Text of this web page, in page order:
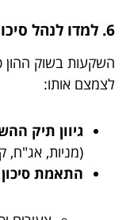
6. למדו לנהל סיכונים
השקעות בשוק ההון
לצמצם אותו:
גיוון תיק
(מניות, אג"ח,
התאמת